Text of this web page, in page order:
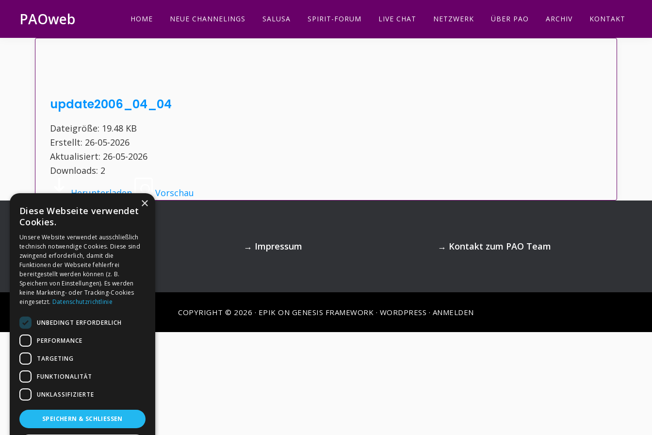
Hauptnavigation
springen
Inhalt
springen
Seitenspalte
springen
Fußzeile
springen
PAOweb HOME NEUE CHANNELINGS SALUSA SPIRIT-FORUM LIVE CHAT NETZWERK ÜBER PAO ARCHIV KONTAKT
update2006_04_04
Dateigröße: 19.48 KB
Erstellt: 26-05-2026
Aktualisiert: 26-05-2026
Downloads: 2
Herunterladen
Vorschau
Footer →Deine Spende → Impressum → Kontakt zum PAO Team
COPYRIGHT © 2026 · EPIK ON GENESIS FRAMEWORK · WORDPRESS · ANMELDEN
×
Diese Webseite verwendet
Cookies.
Unsere Website verwendet ausschließlich
technisch notwendige Cookies. Diese sind
zwingend erforderlich, damit die
Funktionen der Webseite fehlerfrei
bereitgestellt werden können (z. B.
Speichern von Einstellungen). Es werden
keine Marketing- oder Tracking-Cookies
eingesetzt. Datenschutzrichtlinie
UNBEDINGT ERFORDERLICH
PERFORMANCE
TARGETING
FUNKTIONALITÄT
UNKLASSIFIZIERTE
SPEICHERN & SCHLIESSEN